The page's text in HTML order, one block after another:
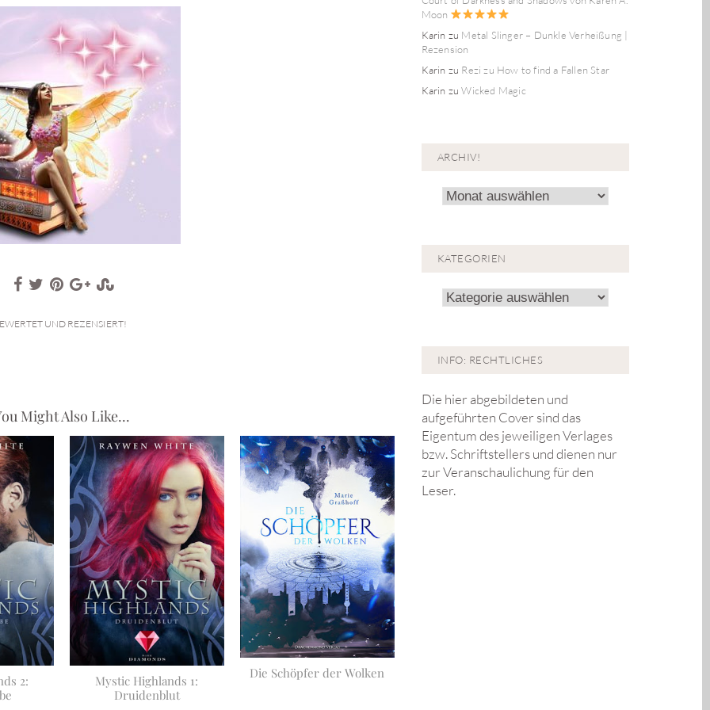
UND REZENSIERT!
Might Also Like...
2:
Mystic Highlands 1:
Druidenblut
Die Schöpfer der Wolken
Moon
Karin zu Metal Slinger – Dunkle Verheißung |
Rezension
Karin zu Rezi zu How to find a Fallen Star
Karin zuWicked Magic
ARCHIV!
Archiv!
KATEGORIEN
Kategorien
INFO: RECHTLICHES
Die hier abgebildeten und
aufgeführten Cover sind das
Eigentum des jeweiligen Verlages
bzw. Schriftstellers und dienen nur
zur Veranschaulichung für den
Leser.